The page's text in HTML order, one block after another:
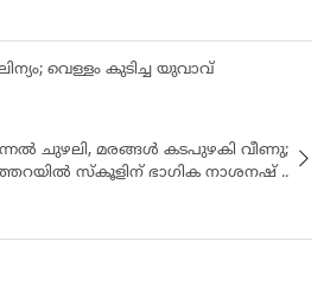
വെള്ളം കുടിച്ച യുവാവ്
ചുഴലി, മരങ്ങൾ കടപുഴകി വീണു;
സ്‌കൂളിന് ഭാഗിക നാശനഷ് ..